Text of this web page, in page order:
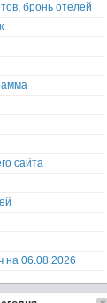
бронь отелей
сайта
на 06.08.2026